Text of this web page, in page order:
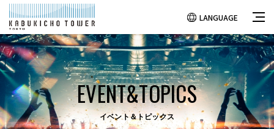
LANGUAGE
EVENT&TOPICS
イベント＆トピックス